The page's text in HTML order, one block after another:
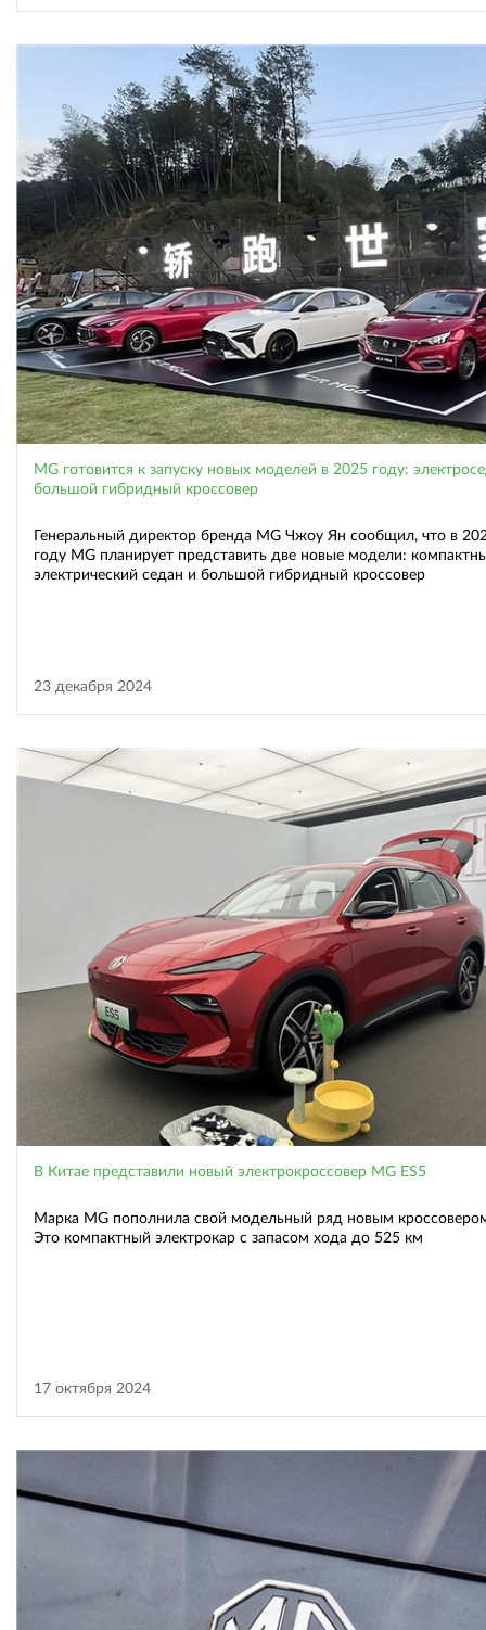
MG готовится к запуску новых моделей в 2025 году:
большой гибридный кроссовер
Генеральный директор бренда MG Чжоу Ян сообщил, что в
году MG планирует представить две новые модели:
электрический седан и большой гибридный кроссовер
23 декабря 2024
В Китае представили новый электрокроссовер MG ES5
Марка MG пополнила свой модельный ряд новым
Это компактный электрокар с запасом хода до 525 км
17 октября 2024